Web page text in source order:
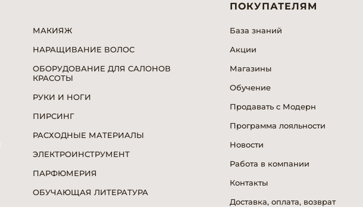
МАКИЯЖ
НАРАЩИВАНИЕ ВОЛОС
ОБОРУДОВАНИЕ ДЛЯ САЛОНОВ
КРАСОТЫ
РУКИ И НОГИ
ПИРСИНГ
РАСХОДНЫЕ МАТЕРИАЛЫ
ЭЛЕКТРОИНСТРУМЕНТ
ПАРФЮМЕРИЯ
ОБУЧАЮЩАЯ ЛИТЕРАТУРА
ПОКУПАТЕЛЯМ
База знаний
Акции
Магазины
Обучение
Продавать с Модерн
Программа лояльности
Новости
Работа в компании
Контакты
Доставка, оплата, возврат